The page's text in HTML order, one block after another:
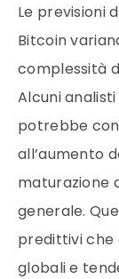
Le previsioni
Bitcoin
complessità
Alcuni
potrebbe
all’aumento
maturazione
generale.
predittivi che
globali e